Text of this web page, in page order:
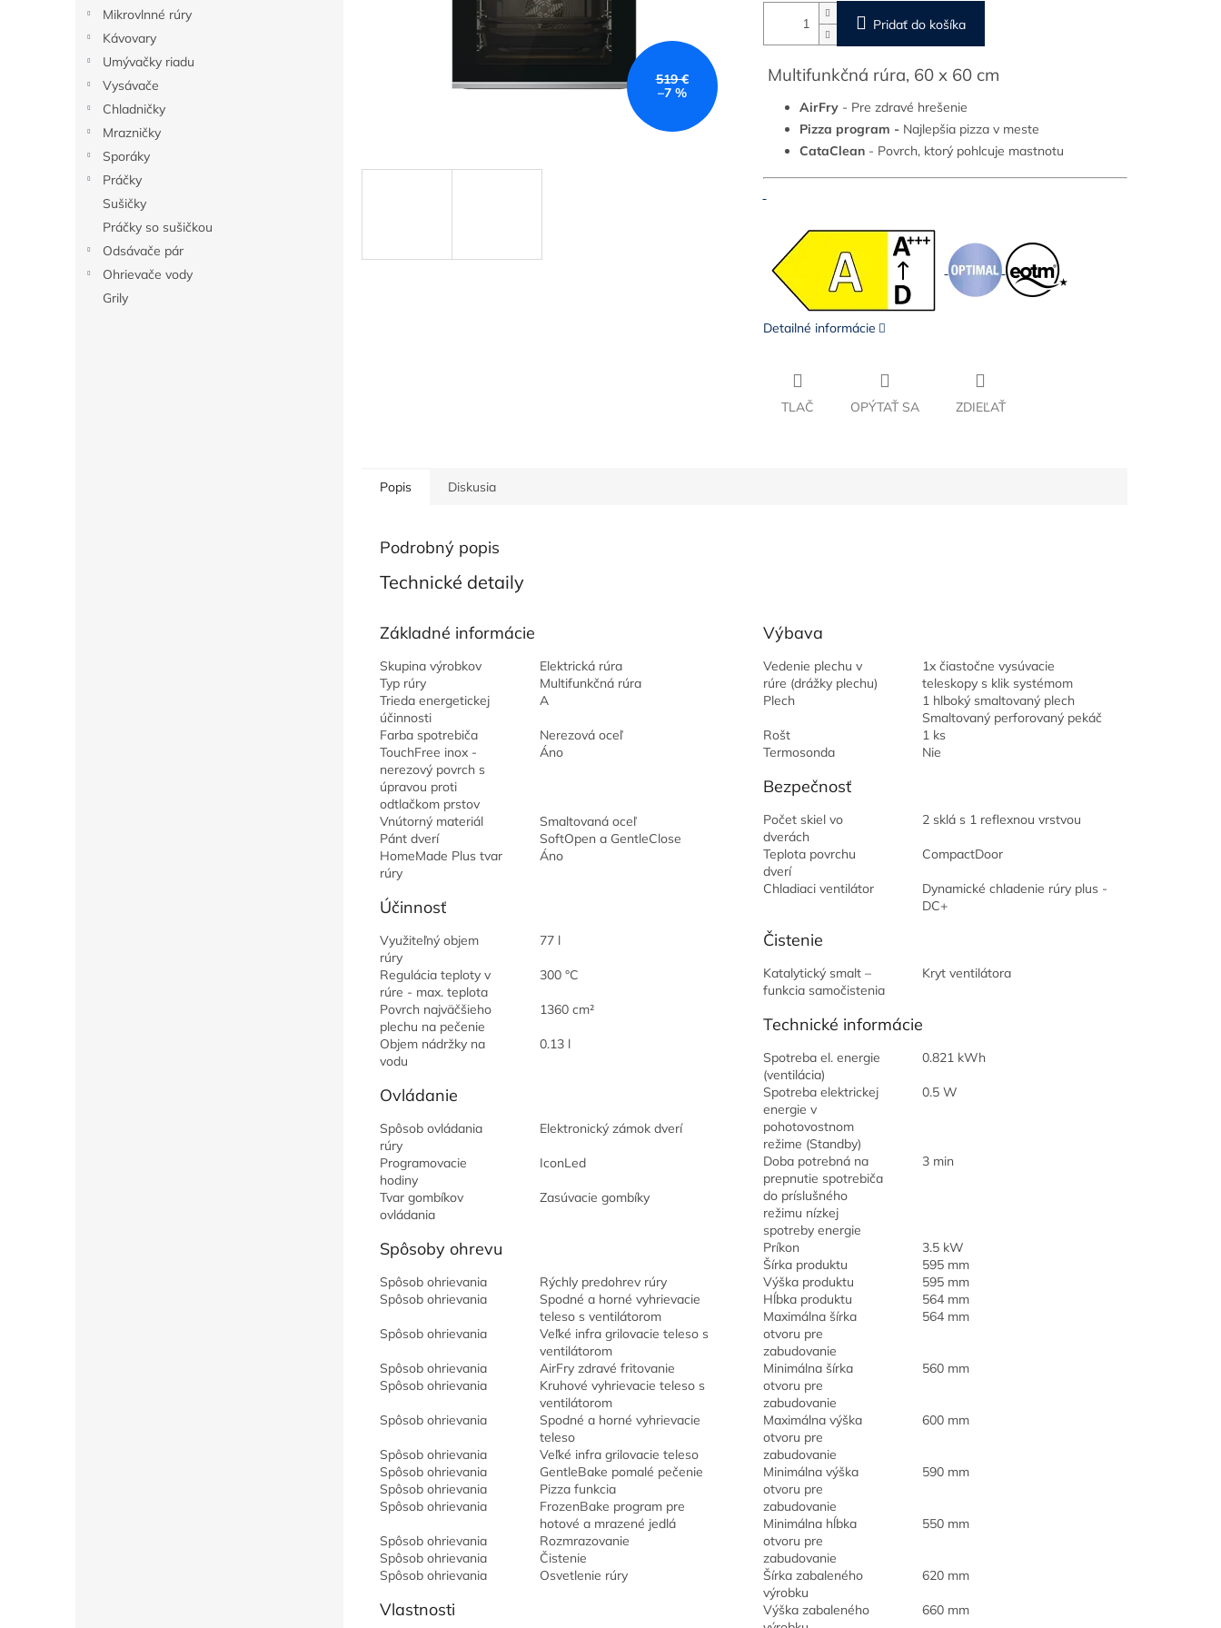
Mikrovlnné rúry
Kávovary
Umývačky riadu
Vysávače
Chladničky
Mrazničky
Sporáky
Práčky
Sušičky
Práčky so sušičkou
Odsávače pár
Ohrievače vody
Grily
519 €
–7 %
Pridať do košíka
Multifunkčná rúra, 60 x 60 cm
AirFry - Pre zdravé hrešenie
Pizza program - Najlepšia pizza v meste
CataClean- Povrch, ktorý pohlcuje mastnotu
Detailné informácie
TLAČ OPÝTAŤ SA ZDIEĽAŤ
Popis Diskusia
Podrobný popis
Technické detaily
Základné informácie
Skupina výrobkov
Elektrická rúra
Typ rúry
Multifunkčná rúra
Trieda energetickej
účinnosti
A
Farba spotrebiča
Nerezová oceľ
TouchFree inox -
nerezový povrch s
úpravou proti
odtlačkom prstov
Áno
Vnútorný materiál
Smaltovaná oceľ
Pánt dverí
SoftOpen a GentleClose
HomeMade Plus tvar
rúry
Áno
Účinnosť
Využiteľný objem
rúry
77 l
Regulácia teploty v
rúre - max. teplota
300 °C
Povrch najväčšieho
plechu na pečenie
1360 cm²
Objem nádržky na
vodu
0.13 l
Ovládanie
Spôsob ovládania
rúry
Elektronický zámok dverí
Programovacie
hodiny
IconLed
Tvar gombíkov
ovládania
Zasúvacie gombíky
Spôsoby ohrevu
Spôsob ohrievania
Rýchly predohrev rúry
Spôsob ohrievania
Spodné a horné vyhrievacie
teleso s ventilátorom
Spôsob ohrievania
Veľké infra grilovacie teleso s
ventilátorom
Spôsob ohrievania
AirFry zdravé fritovanie
Spôsob ohrievania
Kruhové vyhrievacie teleso s
ventilátorom
Spôsob ohrievania
Spodné a horné vyhrievacie
teleso
Spôsob ohrievania
Veľké infra grilovacie teleso
Spôsob ohrievania
GentleBake pomalé pečenie
Spôsob ohrievania
Pizza funkcia
Spôsob ohrievania
FrozenBake program pre
hotové a mrazené jedlá
Spôsob ohrievania
Rozmrazovanie
Spôsob ohrievania
Čistenie
Spôsob ohrievania
Osvetlenie rúry
Vlastnosti
Výbava
Vedenie plechu v
rúre (drážky plechu)
1x čiastočne vysúvacie
teleskopy s klik systémom
Plech
1 hlboký smaltovaný plech
Smaltovaný perforovaný pekáč
Rošt
1 ks
Termosonda
Nie
Bezpečnosť
Počet skiel vo
dverách
2 sklá s 1 reflexnou vrstvou
Teplota povrchu
dverí
CompactDoor
Chladiaci ventilátor
Dynamické chladenie rúry plus -
DC+
Čistenie
Katalytický smalt –
funkcia samočistenia
Kryt ventilátora
Technické informácie
Spotreba el. energie
(ventilácia)
0.821 kWh
Spotreba elektrickej
energie v
pohotovostnom
režime (Standby)
0.5 W
Doba potrebná na
prepnutie spotrebiča
do príslušného
režimu nízkej
spotreby energie
3 min
Príkon
3.5 kW
Šírka produktu
595 mm
Výška produktu
595 mm
Hĺbka produktu
564 mm
Maximálna šírka
otvoru pre
zabudovanie
564 mm
Minimálna šírka
otvoru pre
zabudovanie
560 mm
Maximálna výška
otvoru pre
zabudovanie
600 mm
Minimálna výška
otvoru pre
zabudovanie
590 mm
Minimálna hĺbka
otvoru pre
zabudovanie
550 mm
Šírka zabaleného
výrobku
620 mm
Výška zabaleného
660 mm